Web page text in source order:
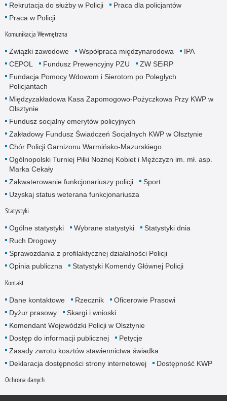
Rekrutacja do służby w Policji
Praca dla policjantów
Praca w Policji
Komunikacja Wewnętrzna
Związki zawodowe Współpraca międzynarodowa
IPA
CEPOL
Fundusz Prewencyjny PZU
ZW SEiRP
Fundacja Pomocy Wdowom i Sierotom po Poległych
Policjantach
Międzyzakładowa Kasa Zapomogowo-Pożyczkowa Przy KWP w
Olsztynie
Fundusz socjalny emerytów policyjnych
Zakładowy Fundusz Świadczeń Socjalnych KWP w Olsztynie
Chór Policji Garnizonu Warmińsko-Mazurskiego
Ogólnopolski Turniej Piłki Nożnej Kobiet i Mężczyzn im. mł. asp.
Marka Cekały
Zakwaterowanie funkcjonariuszy policji
Sport
Uzyskaj status weterana funkcjonariusza
Statystyki
Ogólne statystyki Wybrane statystyki
Statystyki dnia
Ruch Drogowy
Sprawozdania z profilaktycznej działalności Policji
Opinia publiczna
Statystyki Komendy Głównej Policji
Kontakt
Dane kontaktowe Rzecznik
Oficerowie Prasowi
Dyżur prasowy
Skargi i wnioski
Komendant Wojewódzki Policji w Olsztynie
Dostęp do informacji publicznej
Petycje
Zasady zwrotu kosztów stawiennictwa świadka
Deklaracja dostępności strony internetowej
Dostępność KWP
Ochrona danych